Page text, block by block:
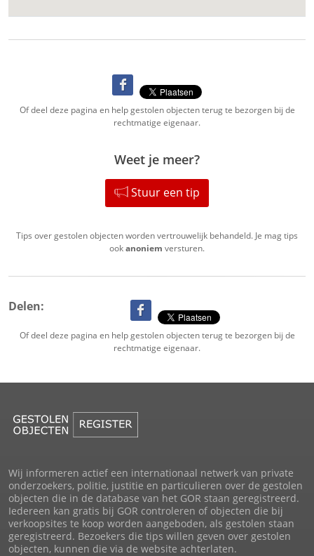
Of deel deze pagina en help gestolen objecten terug te bezorgen bij de
rechtmatige eigenaar.
Weet je meer?
Stuur een tip
Tips over gestolen objecten worden vertrouwelijk behandeld. Je mag tips
ookanoniem versturen.
Delen:
Of deel deze pagina en help gestolen objecten terug te bezorgen bij de
rechtmatige eigenaar.
Wij informeren actief een internationaal netwerk van private
onderzoekers, politie, justitie en particulieren over de gestolen
objecten die in de database van het GOR staan geregistreerd.
Iedereen kan gratis bij GOR controleren of objecten die bij
verkoopsites te koop worden aangeboden, als gestolen staan
geregistreerd. Bezoekers die tips willen geven over gestolen
objecten, kunnen die via de website achterlaten.